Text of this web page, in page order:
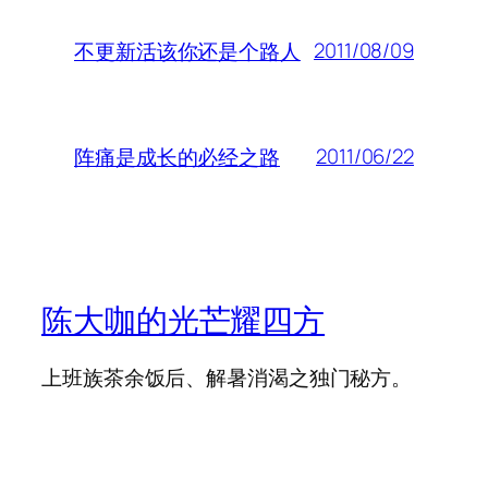
不更新活该你还是个路人 2011/08/09
阵痛是成长的必经之路 2011/06/22
陈大咖的光芒耀四方
上班族茶余饭后、解暑消渴之独门秘方。